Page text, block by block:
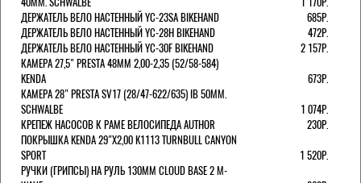
ДЕРЖАТЕЛЬ ВЕЛО НАСТЕННЫЙ YC-23SA BIKEHAND
685Р.
ДЕРЖАТЕЛЬ ВЕЛО НАСТЕННЫЙ YC-28H BIKEHAND
472Р.
ДЕРЖАТЕЛЬ ВЕЛО НАСТЕННЫЙ YC-30F BIKEHAND
2 157Р.
КАМЕРА 27,5" PRESTA 48ММ 2,00-2,35 (52/58-584)
KENDA
673Р.
КАМЕРА 28" PRESTA SV17 (28/47-622/635) IB 50MM.
SCHWALBE
1 074Р.
КРЕПЕЖ НАСОСОВ К РАМЕ ВЕЛОСИПЕДА AUTHOR
230Р.
ПОКРЫШКА KENDA 29"Х2,00 K1113 TURNBULL CANYON
SPORT
1 520Р.
РУЧКИ (ГРИПСЫ) НА РУЛЬ 130ММ CLOUD BASE 2 M-